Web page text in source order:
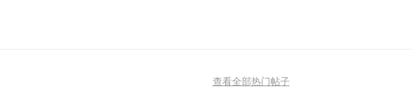
查看全部热门帖子